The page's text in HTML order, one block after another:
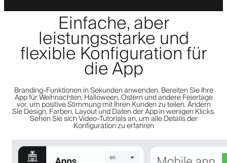
Einfache, aber
leistungsstarke und
flexible Konfiguration für
die App
Branding-Funktionen in Sekunden anwenden. Bereiten Sie Ihre
App für Weihnachten, Halloween, Ostern und andere Feiertage
vor, um positive Stimmung mit Ihren Kunden zu teilen. Ändern
Sie Design, Farben, Layout und Daten der App in wenigen Klicks.
Sehen Sie sich Video-Tutorials an, um alle Details der
Konfiguration zu erfahren